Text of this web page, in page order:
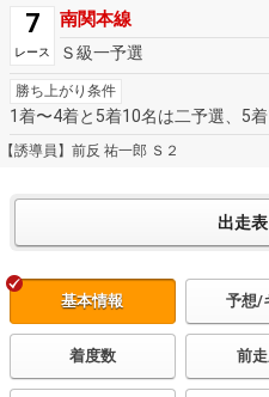
7
レース
南関本線
Ｓ級一予選
勝ち上がり条件
1着〜4着と5着10名は二予選、5
【誘導員】前反 祐一郎 Ｓ２
基本情報 予想/
着度数 前